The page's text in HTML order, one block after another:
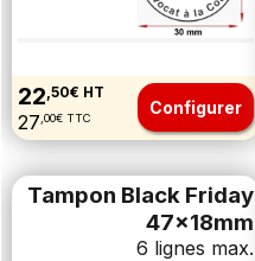
22,50€ HT
27 ,00€ TTC Configurer
Tampon Black Friday
47x18mm
6 lignes max.